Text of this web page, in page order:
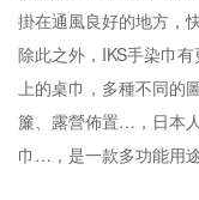
掛在通風良好的地方，
除此之外，IKS手染巾
上的桌巾，多種不同的
簾、露營佈置…，日本
巾…，是一款多功能用